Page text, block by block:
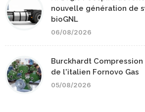
nouvelle génération de
bioGNL
06/08/2026
Burckhardt
de l'italien Fornovo Gas
05/08/2026